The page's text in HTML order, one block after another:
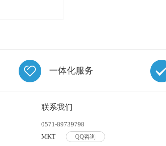
一体化服务
联系我们
0571-89739798
MKT
QQ咨询